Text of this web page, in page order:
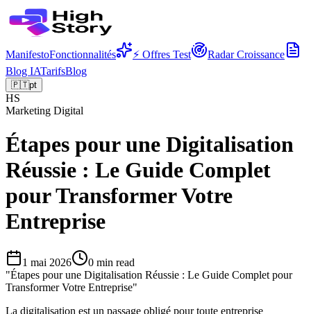
ManifestoFonctionnalités ⚡ Offres Test
Radar Croissance
Blog IATarifsBlog
🇵🇹pt
HS
Marketing Digital
Étapes pour une Digitalisation
Réussie : Le Guide Complet
pour Transformer Votre
Entreprise
1 mai 2026 0 min read
"Étapes pour une Digitalisation Réussie : Le Guide Complet pour
Transformer Votre Entreprise"
La digitalisation est un passage obligé pour toute entreprise